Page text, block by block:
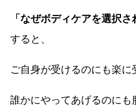
「なぜボディケアを選択さ
すると、
ご自身が受けるのにも楽に
誰かにやってあげるのに